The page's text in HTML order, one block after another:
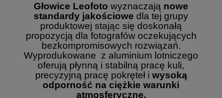
Głowice Leofoto wyznaczają nowe
standardy jakościowe dla tej grupy
produktowej stając się doskonałą
propozycją dla fotografów oczekujących
bezkompromisowych rozwiązań.
Wyprodukowane z aluminium lotniczego
oferują płynną i stabilną pracę kuli,
precyzyjną pracę pokręteł i wysoką
odporność na ciężkie warunki
atmosferyczne.